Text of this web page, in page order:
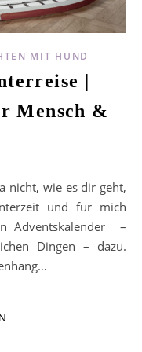
MIT HUND
|
Mensch &
und für mich
Adventskalender –
Dingen – dazu.